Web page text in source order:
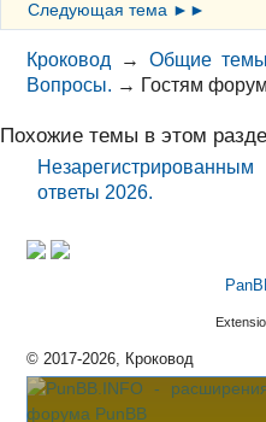
Следующая тема ►►
Кроковод →Общие
Вопросы. → Гостям
Похожие темы в этом
ответы 2026.
© 2017-2026, Кроковод